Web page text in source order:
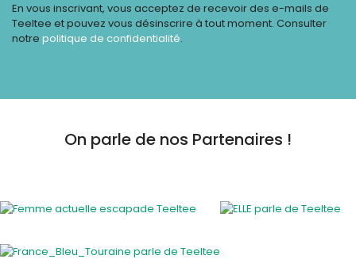
En vous inscrivant, vous acceptez de recevoir des e-mails de
Teeltee et pouvez vous désinscrire à tout moment. Consulter
notre politique de confidentialité.
On parle de nos Partenaires !